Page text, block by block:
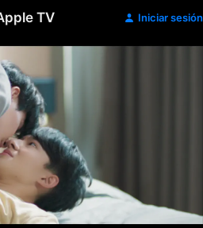
TV Iniciar sesión